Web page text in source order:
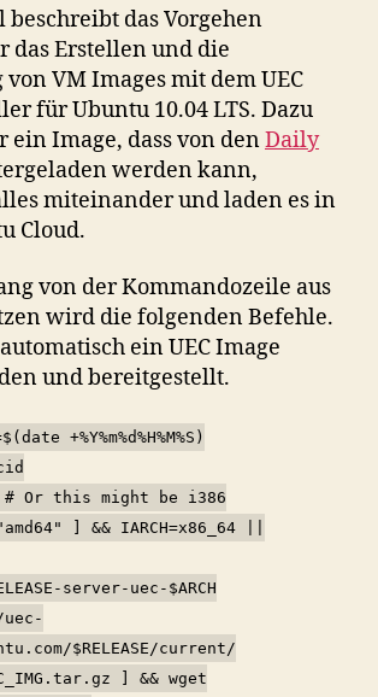
für
Ubuntu
10.04
das Vorgehen
das Erstellen und die
VM Images mit dem UEC
für Ubuntu 10.04 LTS. Dazu
Image, dass von denDaily
werden kann,
miteinander und laden es in
Cloud.
von der Kommandozeile aus
wird die folgenden Befehle.
ein UEC Image
und bereitgestellt.
+%Y%m%d%H%M%S)
# Or this might be i386
] && IARCH=x86_64 ||
server-uec-$ARCH
$RELEASE/current/
] && wget